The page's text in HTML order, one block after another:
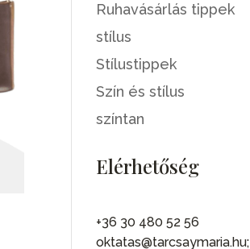
Ruhavásárlás tippek
stílus
Stílustippek
Szín és stílus
színtan
Elérhetőség
+36 30 480 52 56
oktatas@tarcsaymaria.hu;